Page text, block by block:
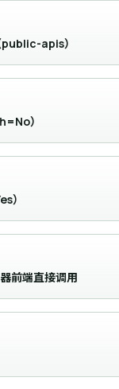
apis）
）
）
前端直接调用